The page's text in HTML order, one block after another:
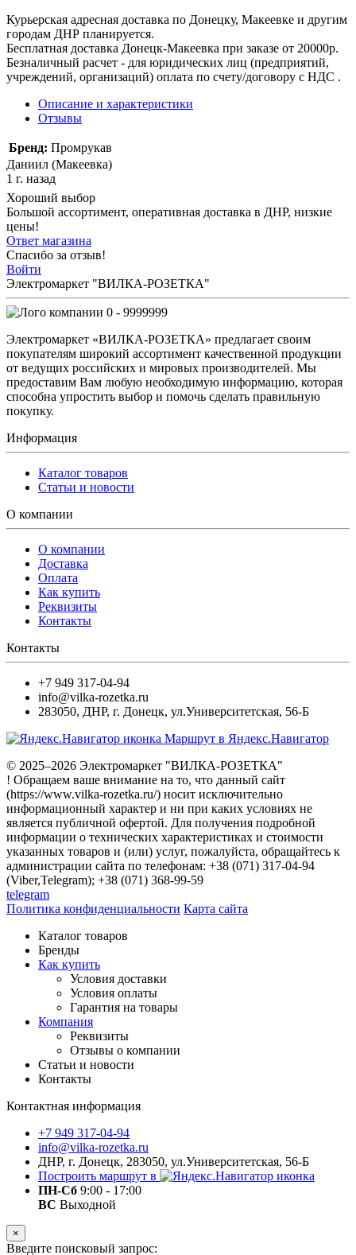
Курьерская адресная доставка по Донецку, Макеевке и другим
городам ДНР планируется.
Бесплатная доставка Донецк-Макеевка при заказе от 20000р.
Безналичный расчет - для юридических лиц (предприятий,
учреждений, организаций) оплата по счету/договору с НДС .
Описание и характеристики
Отзывы
Бренд: Промрукав
Даниил (Макеевка)
1 г. назад
Хороший выбор
Большой ассортимент, оперативная доставка в ДНР, низкие
цены!
Ответ магазина
Спасибо за отзыв!
Войти
Электромаркет "ВИЛКА-РОЗЕТКА"
0 - 9999999
Электромаркет «ВИЛКА-РОЗЕТКА» предлагает своим
покупателям широкий ассортимент качественной продукции
от ведущих российских и мировых производителей. Мы
предоставим Вам любую необходимую информацию, которая
способна упростить выбор и помочь сделать правильную
покупку.
Информация
Каталог товаров
Статьи и новости
О компании
О компании
Доставка
Оплата
Как купить
Реквизиты
Контакты
Контакты
+7 949 317-04-94
info@vilka-rozetka.ru
283050, ДНР, г. Донецк, ул.Университетская, 56-Б
Маршрут в Яндекс.Навигатор
© 2025–2026 Электромаркет "ВИЛКА-РОЗЕТКА"
! Обращаем ваше внимание на то, что данный сайт
(https://www.vilka-rozetka.ru/) носит исключительно
информационный характер и ни при каких условиях не
является публичной офертой. Для получения подробной
информации о технических характеристиках и стоимости
указанных товаров и (или) услуг, пожалуйста, обращайтесь к
администрации сайта по телефонам: +38 (071) 317-04-94
(Viber,Telegram); +38 (071) 368-99-59
telegram
Политика конфиденциальности Карта сайта
Каталог товаров
Бренды
Как купить
Условия доставки
Условия оплаты
Гарантия на товары
Компания
Реквизиты
Отзывы о компании
Статьи и новости
Контакты
Контактная информация
+7 949 317-04-94
info@vilka-rozetka.ru
ДНР, г. Донецк, 283050, ул.Университетская, 56-Б
Построить маршрут в
ПН-Сб 9:00 - 17:00
ВС Выходной
×
Введите поисковый запрос: